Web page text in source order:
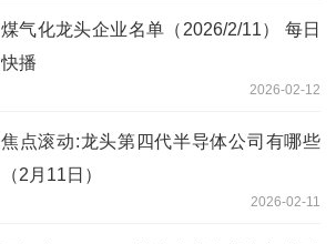
煤气化龙头企业名单（2026/2/11） 每日
快播
2026-02-12
焦点滚动:龙头第四代半导体公司有哪些
（2月11日）
2026-02-11